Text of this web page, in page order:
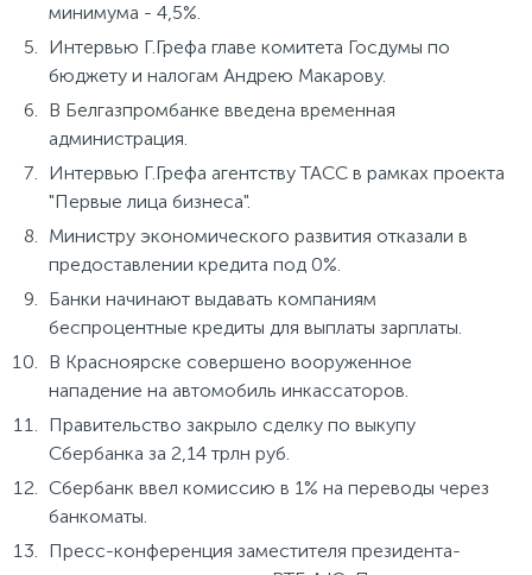
минимума - 4,5%.
Интервью Г.Грефа главе комитета Госдумы по
бюджету и налогам Андрею Макарову.
В Белгазпромбанке введена временная
администрация.
Интервью Г.Грефа агентству ТАСС в рамках проекта
"Первые лица бизнеса".
Министру экономического развития отказали в
предоставлении кредита под 0%.
Банки начинают выдавать компаниям
беспроцентные кредиты для выплаты зарплаты.
В Красноярске совершено вооруженное
нападение на автомобиль инкассаторов.
Правительство закрыло сделку по выкупу
Сбербанка за 2,14 трлн руб.
Сбербанк ввел комиссию в 1% на переводы через
банкоматы.
Пресс-конференция заместителя президента-